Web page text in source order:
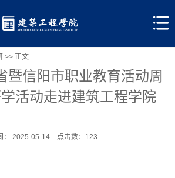
>> 正文
暨信阳市职业教育活动周
活动走进建筑工程学院
： 2025-05-14 点击数： 123